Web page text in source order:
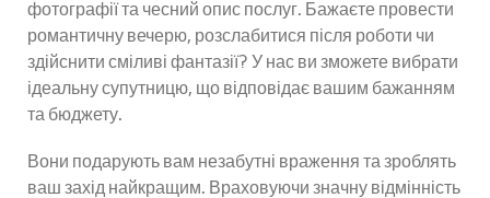
фотографії та чесний опис послуг. Бажаєте провести
романтичну вечерю, розслабитися після роботи чи
здійснити сміливі фантазії? У нас ви зможете вибрати
ідеальну супутницю, що відповідає вашим бажанням
та бюджету.
Вони подарують вам незабутні враження та зроблять
ваш захід найкращим. Враховуючи значну відмінність